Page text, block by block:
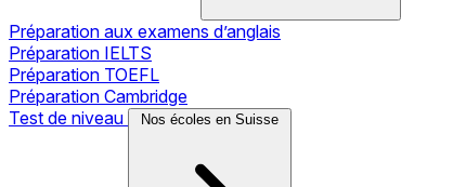
Préparation aux examens d’anglais
Préparation IELTS
Préparation TOEFL
Préparation Cambridge
Test de niveau
Nos écoles en Suisse